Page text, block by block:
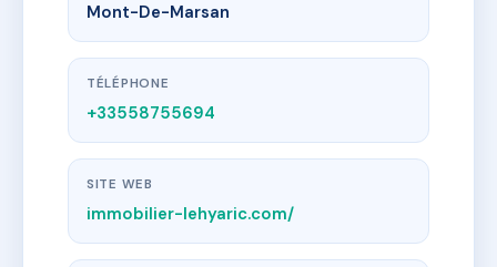
Mont-De-Marsan
TÉLÉPHONE
+33558755694
SITE WEB
immobilier-lehyaric.com/